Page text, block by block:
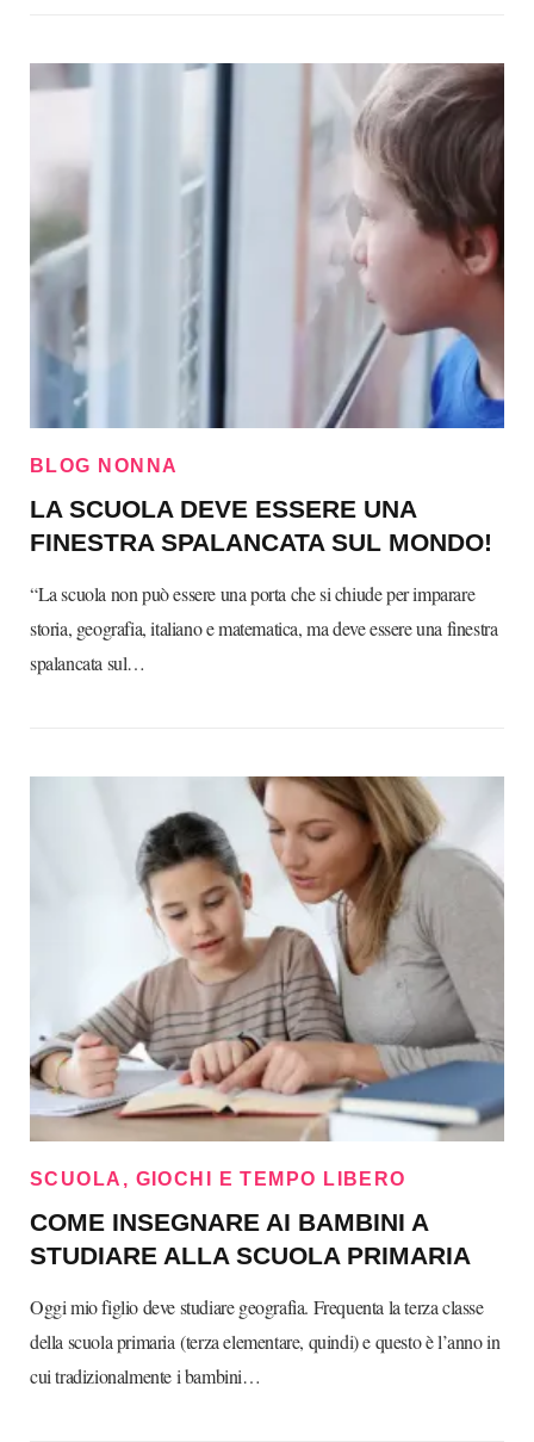
BLOG NONNA
LA SCUOLA DEVE ESSERE UNA
FINESTRA SPALANCATA SUL MONDO!
“La scuola non può essere una porta che si chiude per imparare
storia, geografia, italiano e matematica, ma deve essere una finestra
spalancata sul…
SCUOLA, GIOCHI E TEMPO LIBERO
COME INSEGNARE AI BAMBINI A
STUDIARE ALLA SCUOLA PRIMARIA
Oggi mio figlio deve studiare geografia. Frequenta la terza classe
della scuola primaria (terza elementare, quindi) e questo è l’anno in
cui tradizionalmente i bambini…